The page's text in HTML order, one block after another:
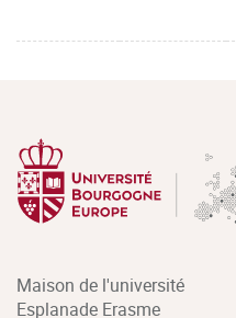
Maison de l'université
Esplanade Erasme